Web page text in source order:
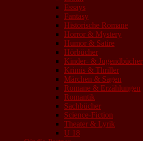
Essays
Fantasy
Historische Romane
Horror & Mystery
Humor & Satire
Hörbücher
Kinder- & Jugendbücher
Krimis & Thriller
Märchen & Sagen
Romane & Erzählungen
Romantik
Sachbücher
Science-Fiction
Theater & Lyrik
U 18